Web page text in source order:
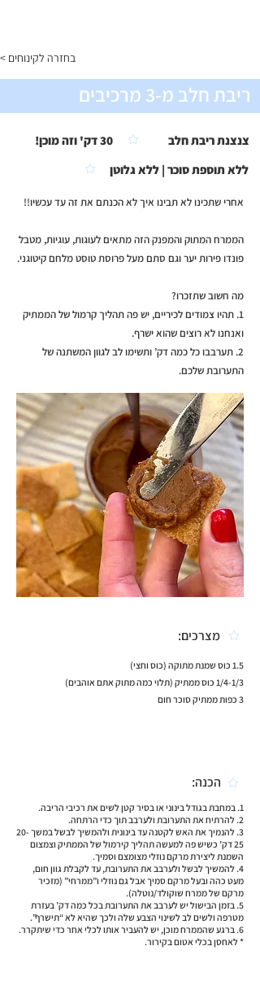
< בחזרה לקינוחים
ריבת חלב מ-3 מרכיבים
צנצנת ריבת חלב
ללא תוספת סוכר | ללא גלוטן
30 דק' וזה מוכן!
אחרי שתכינו לא תבינו איך לא הכנתם את זה עד עכשיו!!
הממרח המתוק והמפנק הזה מתאים לעוגות, עוגיות, מטבל
פונדו פירות יער וגם סתם מעל פרוסת טוסט מלחם קיטוגני.
מה חשוב שתזכרו?
1. תהיו צמודים לכיריים, יש פה תהליך קרמול של הממתיק
ואנחנו לא רוצים שהוא ישרף.
2. תערבבו כל כמה דק’ ותשימו לב לגוון המשתנה של
התערובת שלכם.
מצרכים:
1.5 כוס שמנת מתוקה (כוס וחצי)
1/4-1/3 כוס ממתיק (תלוי כמה מתוק אתם אוהבים)
3 כפות ממתיק סוכר חום
הכנה:
1. במחבת בגודל בינוני או בסיר קטן לשים את רכיבי הריבה.
2. להרתיח את התערובת ולערבב תוך כדי הרתחה.
3. להנמיך את האש לקטנה עד בינונית ולהמשיך לבשל במשך 20-
25 דק’ כשיש פה למעשה תהליך קירמול של הממתיק וצמצום
השמנת ליצירת מרקם נוזלי מצומצם וסמיך.
4. להמשיך לבשל ולערבב את התערובת, עד לקבלת גוון חום,
מעט כהה ובעל מרקם סמיך אבל גם נוזלי ו”ממרחי” (מזכיר
מרקם של ממרח שוקולד/נוטלה).
5. בזמן הבישול יש לערבב את התערובת בכל כמה דק’ בעזרת
מטרפה ולשים לב לשינוי הצבע שלה ולכך שהיא לא “תישרף”.
6. ברגע שהממרח מוכן, יש להעביר אותו לכלי אחר כדי שיתקרר.
* לאחסן בכלי אטום בקירור.